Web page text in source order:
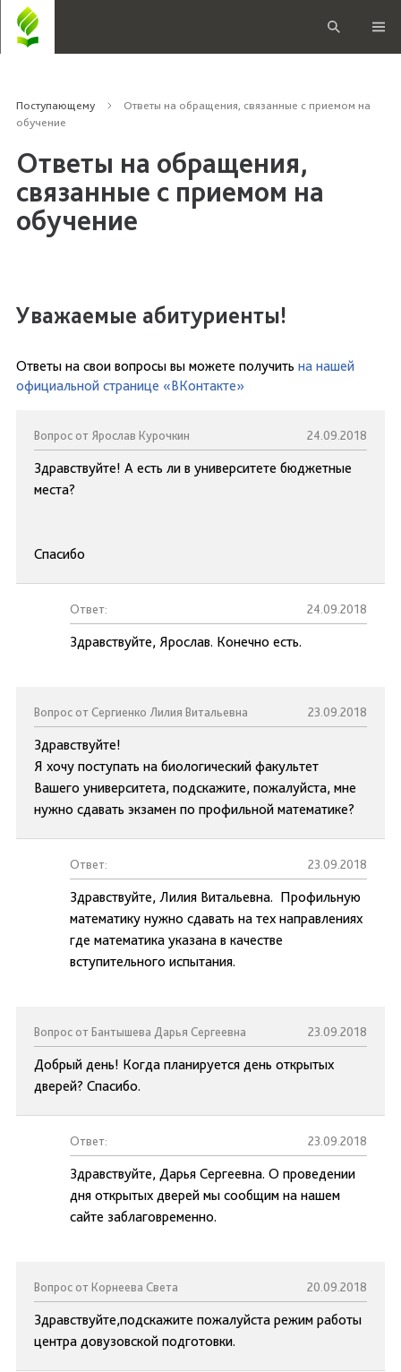
Поступающему
Ответы на обращения, связанные с приемом на
обучение
Ответы на обращения,
связанные с приемом на
обучение
Уважаемые абитуриенты!
Ответы на свои вопросы вы можете получить на нашей
официальной странице «ВКонтакте»
Вопрос от Ярослав Курочкин 24.09.2018
Здравствуйте! А есть ли в университете бюджетные
места?
Спасибо
Ответ: 24.09.2018
Здравствуйте, Ярослав. Конечно есть.
Вопрос от Сергиенко Лилия Витальевна 23.09.2018
Здравствуйте!
Я хочу поступать на биологический факультет
Вашего университета, подскажите, пожалуйста, мне
нужно сдавать экзамен по профильной математике?
Ответ: 23.09.2018
Здравствуйте, Лилия Витальевна. Профильную
математику нужно сдавать на тех направлениях
где математика указана в качестве
вступительного испытания.
Вопрос от Бантышева Дарья Сергеевна 23.09.2018
Добрый день! Когда планируется день открытых
дверей? Спасибо.
Ответ: 23.09.2018
Здравствуйте, Дарья Сергеевна. О проведении
дня открытых дверей мы сообщим на нашем
сайте заблаговременно.
Вопрос от Корнеева Света 20.09.2018
Здравствуйте,подскажите пожалуйста режим работы
центра довузовской подготовки.